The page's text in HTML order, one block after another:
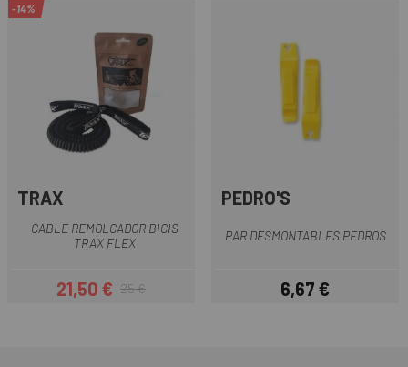
-14%
TRAX
CABLE REMOLCADOR BICIS
TRAX FLEX
Precio
21,50 €Precio regular
25 €
PEDRO'S
PAR DESMONTABLES PEDROS
Precio
6,67 €